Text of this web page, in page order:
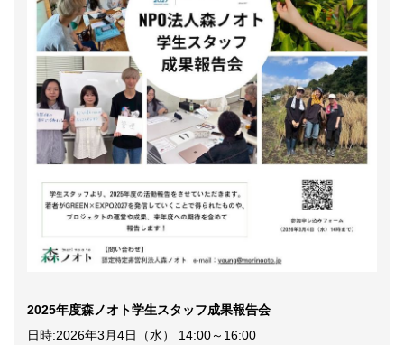
2025年度森ノオト学生スタッフ成果報告会
日時:2026年3月4日（水） 14:00～16:00